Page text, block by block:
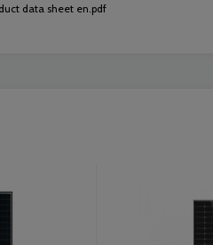
data sheet en.pdf